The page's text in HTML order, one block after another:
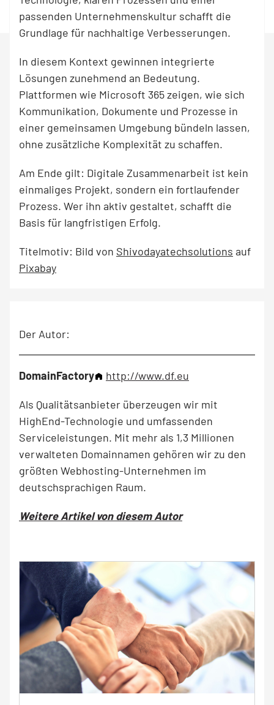
passenden Unternehmenskultur schafft die
Grundlage für nachhaltige Verbesserungen.
In diesem Kontext gewinnen integrierte
Lösungen zunehmend an Bedeutung.
Plattformen wie Microsoft 365 zeigen, wie sich
Kommunikation, Dokumente und Prozesse in
einer gemeinsamen Umgebung bündeln lassen,
ohne zusätzliche Komplexität zu schaffen.
Am Ende gilt: Digitale Zusammenarbeit ist kein
einmaliges Projekt, sondern ein fortlaufender
Prozess. Wer ihn aktiv gestaltet, schafft die
Basis für langfristigen Erfolg.
Titelmotiv: Bild von Shivodayatechsolutions auf
Pixabay
Der Autor:
DomainFactory http://www.df.eu
Als Qualitätsanbieter überzeugen wir mit
HighEnd-Technologie und umfassenden
Serviceleistungen. Mit mehr als 1,3 Millionen
verwalteten Domainnamen gehören wir zu den
größten Webhosting-Unternehmen im
deutschsprachigen Raum.
Weitere Artikel von diesem Autor